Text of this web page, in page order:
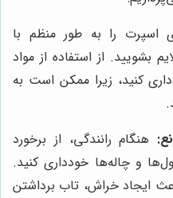
اسپرت را به طور منظم با
بشویید. از استفاده از مواد
کنید، زیرا ممکن است به
هنگام رانندگی، از برخورد
و چاله‌ها خودداری کنید.
ایجاد خراش، تاب برداشتن